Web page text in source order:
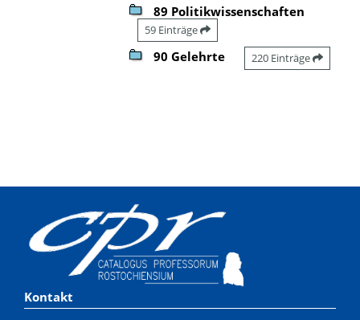
89 Politikwissenschaften
59 Einträge
90 Gelehrte 220 Einträge
Kontakt